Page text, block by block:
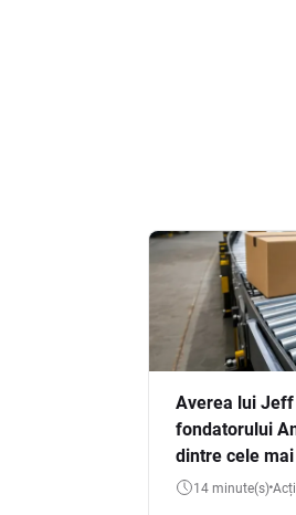
Averea lui
fondatorului
dintre cele
14 minute(s)